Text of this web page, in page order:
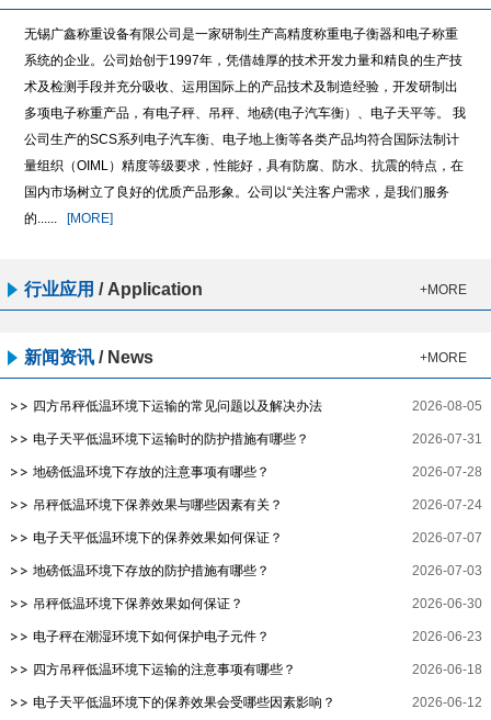
无锡广鑫称重设备有限公司是一家研制生产高精度称重电子衡器和电子称重
系统的企业。公司始创于1997年，凭借雄厚的技术开发力量和精良的生产技
术及检测手段并充分吸收、运用国际上的产品技术及制造经验，开发研制出
多项电子称重产品，有电子秤、吊秤、地磅(电子汽车衡）、电子天平等。 我
公司生产的SCS系列电子汽车衡、电子地上衡等各类产品均符合国际法制计
量组织（OIML）精度等级要求，性能好，具有防腐、防水、抗震的特点，在
国内市场树立了良好的优质产品形象。公司以“关注客户需求，是我们服务
的......[MORE]
行业应用 / Application +MORE
新闻资讯 / News +MORE
四方吊秤低温环境下运输的常见问题以及解决办法 2026-08-05
电子天平低温环境下运输时的防护措施有哪些？ 2026-07-31
地磅低温环境下存放的注意事项有哪些？ 2026-07-28
吊秤低温环境下保养效果与哪些因素有关？ 2026-07-24
电子天平低温环境下的保养效果如何保证？ 2026-07-07
地磅低温环境下存放的防护措施有哪些？ 2026-07-03
吊秤低温环境下保养效果如何保证？ 2026-06-30
电子秤在潮湿环境下如何保护电子元件？ 2026-06-23
四方吊秤低温环境下运输的注意事项有哪些？ 2026-06-18
电子天平低温环境下的保养效果会受哪些因素影响？ 2026-06-12